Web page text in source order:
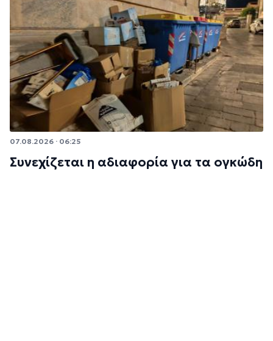
07.08.2026 · 06:25
Συνεχίζεται η αδιαφορία για τα ογκώδη